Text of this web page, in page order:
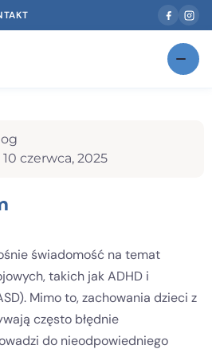
10 czerwca, 2025
świadomość na temat
takich jak ADHD i
Mimo to, zachowania dzieci z
często błędnie
do nieodpowiedniego